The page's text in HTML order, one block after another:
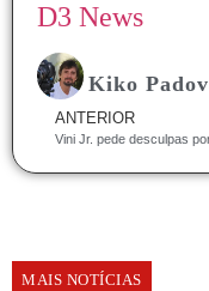
D3 News
Kiko
ANTERIOR
MAIS NOTÍCIAS